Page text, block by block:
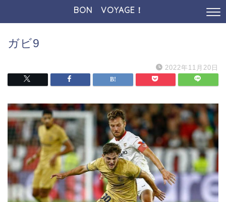
BON VOYAGE！
ガビ9
2022年11月20日